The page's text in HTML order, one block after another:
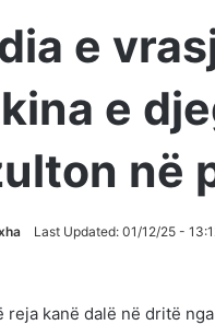
e
e
në
Last Updated: 01/12/25 -
reja kanë dalë në dritë